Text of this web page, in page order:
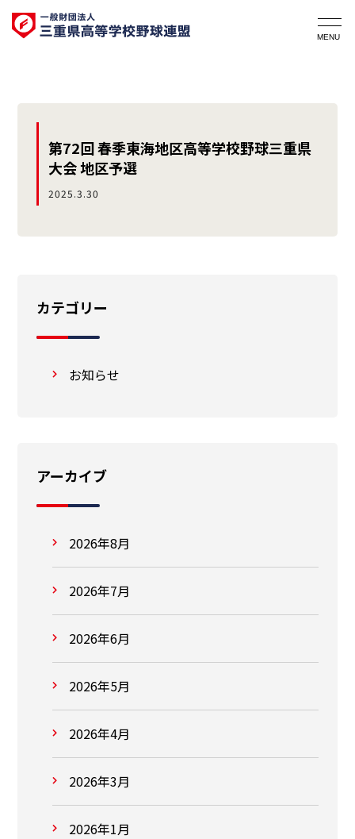
第72回 春季東海地区高等学校野球三重県
大会 地区予選
2025.3.30
カテゴリー
お知らせ
アーカイブ
2026年8月
2026年7月
2026年6月
2026年5月
2026年4月
2026年3月
2026年1月